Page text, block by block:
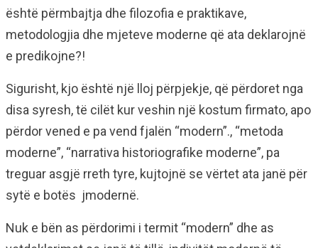
është përmbajtja dhe filozofia e praktikave,
metodologjia dhe mjeteve moderne që ata deklarojnë
e predikojne?!
Sigurisht, kjo është një lloj përpjekje, që përdoret nga
disa syresh, të cilët kur veshin një kostum firmato, apo
përdor vened e pa vend fjalën “modern”., “metoda
moderne”, “narrativa historiografike moderne”, pa
treguar asgjë rreth tyre, kujtojnë se vërtet ata janë për
sytë e botës jmodernë.
Nuk e bën as përdorimi i termit “modern” dhe as